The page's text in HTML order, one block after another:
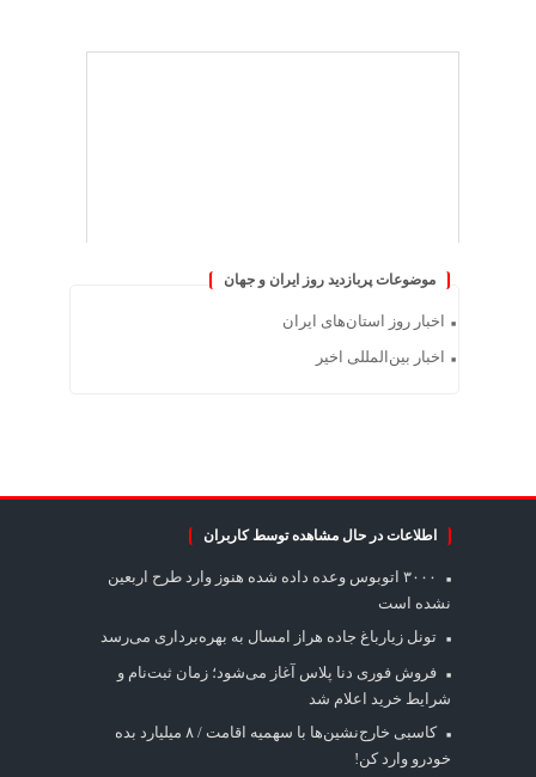
موضوعات پربازدید روز ایران و جهان
اخبار روز استان‌های ایران
اخبار بین‌المللی اخیر
اطلاعات در حال مشاهده توسط کاربران
۳۰۰۰ اتوبوس وعده داده شده هنوز وارد طرح اربعین
نشده است
تونل زیارباغ جاده هراز امسال به بهره‌برداری می‌رسد
فروش فوری دنا پلاس آغاز می‌شود؛ زمان ثبت‌نام و
شرایط خرید اعلام شد
کاسبی خارج‌نشین‌ها با سهمیه اقامت / ۸ میلیارد بده
خودرو وارد کن!